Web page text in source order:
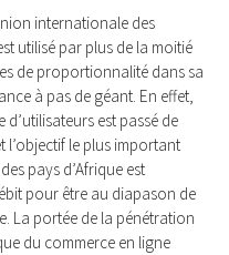
internationale des
utilisé par plus de la moitié
de proportionnalité dans sa
à pas de géant. En effet,
est passé de
l’objectif le plus important
pays d’Afrique est
pour être au diapason de
La portée de la pénétration
du commerce en ligne